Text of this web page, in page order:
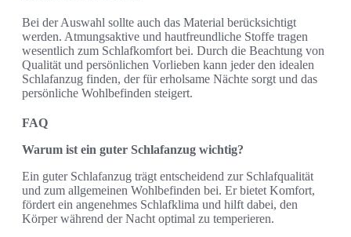
Bei der Auswahl sollte auch das Material berücksichtigt
werden. Atmungsaktive und hautfreundliche Stoffe tragen
wesentlich zum Schlafkomfort bei. Durch die Beachtung von
Qualität und persönlichen Vorlieben kann jeder den idealen
Schlafanzug finden, der für erholsame Nächte sorgt und das
persönliche Wohlbefinden steigert.
FAQ
Warum ist ein guter Schlafanzug wichtig?
Ein guter Schlafanzug trägt entscheidend zur Schlafqualität
und zum allgemeinen Wohlbefinden bei. Er bietet Komfort,
fördert ein angenehmes Schlafklima und hilft dabei, den
Körper während der Nacht optimal zu temperieren.